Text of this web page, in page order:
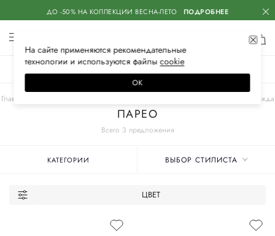
ДО -50% НА КОЛЛЕКЦИИ ВЕСНА-ЛЕТО ПОДРОБНЕЕ
Всего 3 предложения
Главная Пляжная одежда
ПАРЕО
КАТЕГОРИИ ВЫБОР СТИЛИСТА
ЦВЕТ
На сайте применяются рекомендательные
технологии и используются файлысооkiе
ОК